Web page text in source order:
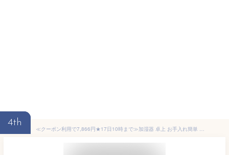
4th
≪クーポン利用で7,866円★17日10時まで≫加湿器 卓上 お手入れ簡単 リビング 寝室 スチーム式 加熱式 超音波式 ハイブリット 4L パワフル加湿 最大加湿量 350ml 最大10畳対応 抗菌カートリッジ付 清潔 アロマ 対応 簡単給水 冬 乾燥対策 Hanx-Home HA-H04W *